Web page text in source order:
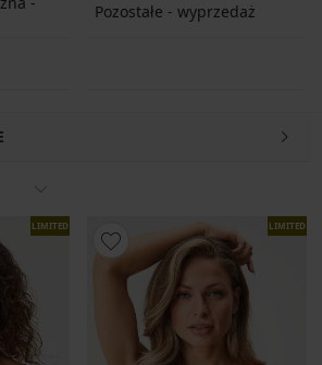
Pozostałe - wyprzedaż
LIMITED LIMITED